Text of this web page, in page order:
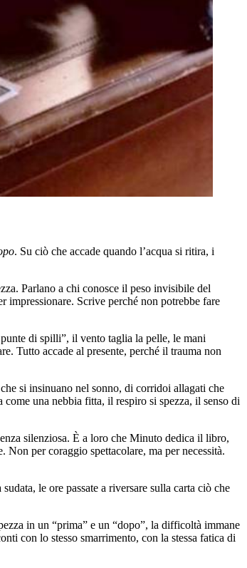
. Su ciò che accade quando l’acqua si ritira, i
Parlano a chi conosce il peso invisibile del
impressionare. Scrive perché non potrebbe fare
di spilli”, il vento taglia la pelle, le mani
Tutto accade al presente, perché il trauma non
si insinuano nel sonno, di corridoi allagati che
una nebbia fitta, il respiro si spezza, il senso di
silenziosa. È a loro che Minuto dedica il libro,
per coraggio spettacolare, ma per necessità.
le ore passate a riversare sulla carta ciò che
in un “prima” e un “dopo”, la difficoltà immane
con lo stesso smarrimento, con la stessa fatica di